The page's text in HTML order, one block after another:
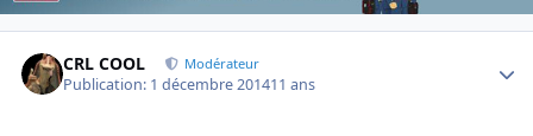
CRL COOL Modérateur
Publication: 1 décembre 201411 ans